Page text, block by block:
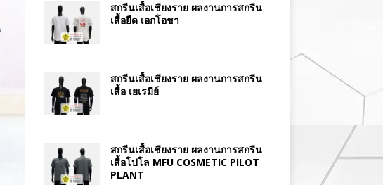
สกรีนเสื้อเชียงราย ผลงานการสกรีน
เสื้อยืด เอกโอชา
สกรีนเสื้อเชียงราย ผลงานการสกรีน
เสื้อ เยเรมีย์
สกรีนเสื้อเชียงราย ผลงานการสกรีน
เสื้อโปโล MFU COSMETIC PILOT
PLANT